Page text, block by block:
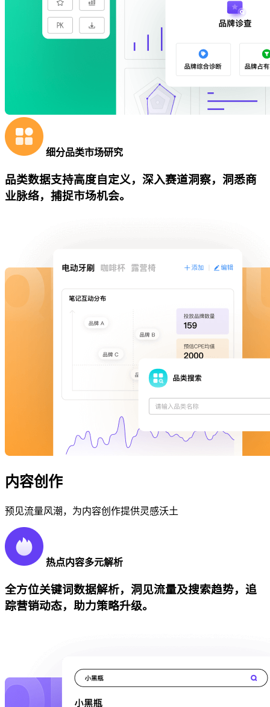
细分品类市场研究
品类数据支持高度自定义，深入赛道洞察，洞悉商
业脉络，捕捉市场机会。
内容创作
预见流量风潮，为内容创作提供灵感沃土
热点内容多元解析
全方位关键词数据解析，洞见流量及搜索趋势，追
踪营销动态，助力策略升级。